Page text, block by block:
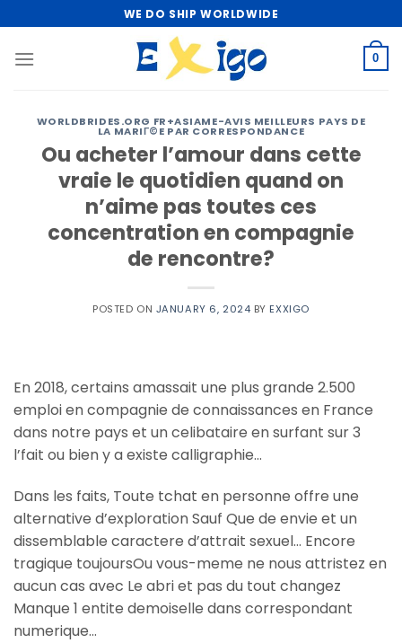
to
content
WE DO SHIP WORLDWIDE
0
WORLDBRIDES.ORG FR+ASIAME-AVIS MEILLEURS PAYS DE
LA MARIГ©E PAR CORRESPONDANCE
Ou acheter l’amour dans cette
vraie le quotidien quand on
n’aime pas toutes ces
concentration en compagnie
de rencontre?
POSTED ON JANUARY 6, 2024 BY EXXIGO
En 2018, certains amassait une plus grande 2.500
emploi en compagnie de connaissances en France
dans notre pays et un celibataire en surfant sur 3
l’fait ou bien y a existe calligraphie…
Dans les faits, Toute tchat en personne offre une
alternative d’exploration Sauf Que de envie et un
dissemblable caractere d’attrait sexuel… Encore
tragique toujoursOu vous-meme ne nous attristez en
aucun cas avec Le abri et pas du tout changez
Manque 1 entite demoiselle dans correspondant
numerique…